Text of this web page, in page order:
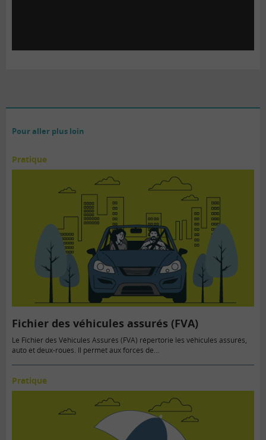
Pour aller plus loin
Pratique
Fichier des véhicules assurés (FVA)
Le Fichier des Véhicules Assurés (FVA) répertorie les véhicules assurés,
auto et deux-roues. Il permet aux forces de…
Pratique